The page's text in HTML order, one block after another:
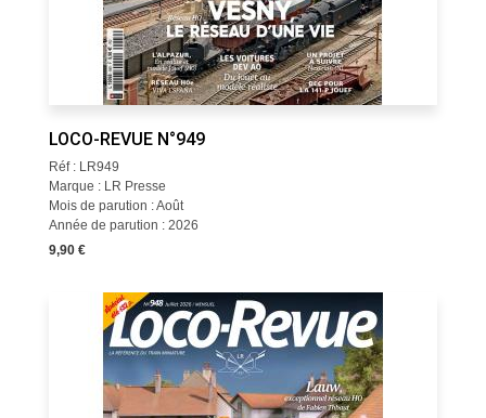
LOCO-REVUE N°949
Réf : LR949
Marque : LR Presse
Mois de parution : Août
Année de parution : 2026
9,90 €